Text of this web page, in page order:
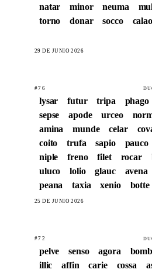
natar
minor neuma
torno
donar socco calao
29 DE JUNIO 2026
#76
lysar futur tripa phago
sepse
apode urceo
amina
munde celar
coito
trufa sapio pauco
niple
freno filet rocar
uluco
lolio glauc avena
peana
taxia xenio botte
25 DE JUNIO 2026
#72
pelve senso agora
illic
affin carie cossa